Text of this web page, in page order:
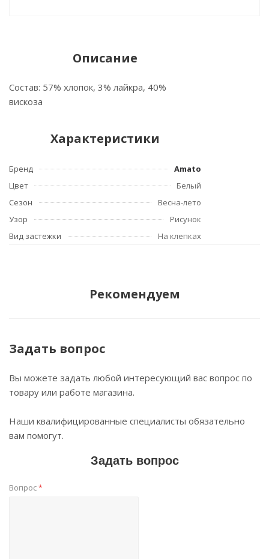
Описание
Состав: 57% хлопок, 3% лайкра, 40%
вискоза
Характеристики
Бренд
Amato
Цвет
Белый
Сезон
Весна-лето
Узор
Рисунок
Вид застежки
На клепках
Рекомендуем
Задать вопрос
Вы можете задать любой интересующий вас вопрос по
товару или работе магазина.
Наши квалифицированные специалисты обязательно
вам помогут.
Задать вопрос
Вопрос*